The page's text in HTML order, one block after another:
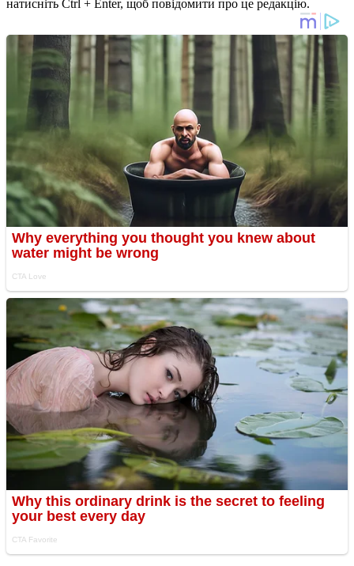
натисніть Ctrl + Enter, щоб повідомити про це редакцію.